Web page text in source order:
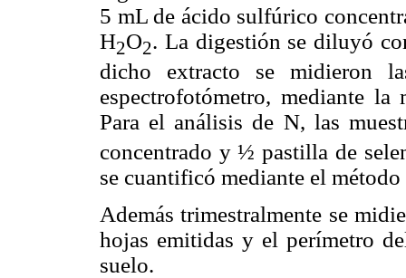
5 mL de ácido sulfúrico
H2O2. La digestión se diluyó
dicho extracto se midieron
espectrofotómetro, mediante
Para el análisis de N, las
concentrado y ½ pastilla de
se cuantificó mediante el
Además trimestralmente se
hojas emitidas y el perímetro
suelo.